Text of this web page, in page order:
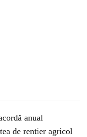
anual
de rentier agricol